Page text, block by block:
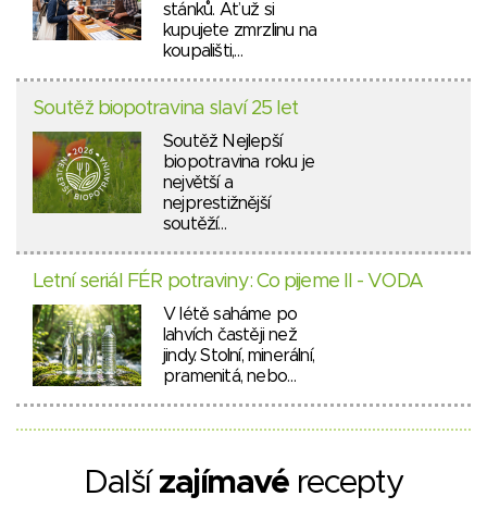
stánků. Ať už si
kupujete zmrzlinu na
koupališti,…
Soutěž biopotravina slaví 25 let
Soutěž Nejlepší
biopotravina roku je
největší a
nejprestižnější
soutěží…
Letní seriál FÉR potraviny: Co pijeme II - VODA
V létě saháme po
lahvích častěji než
jindy. Stolní, minerální,
pramenitá, nebo…
Další zajímavérecepty